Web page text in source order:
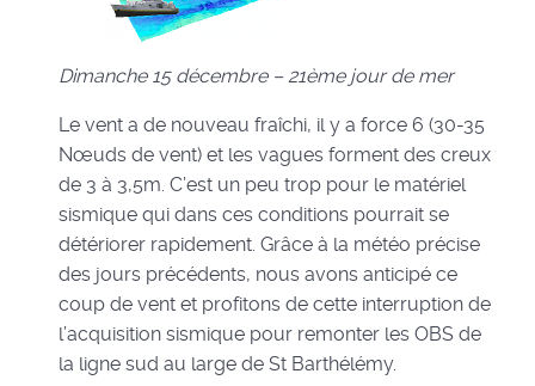
Dimanche 15 décembre – 21ème jour de mer
Le vent a de nouveau fraîchi, il y a force 6 (30-35
Nœuds de vent) et les vagues forment des creux
de 3 à 3,5m. C’est un peu trop pour le matériel
sismique qui dans ces conditions pourrait se
détériorer rapidement. Grâce à la météo précise
des jours précédents, nous avons anticipé ce
coup de vent et profitons de cette interruption de
l’acquisition sismique pour remonter les OBS de
la ligne sud au large de St Barthélémy.